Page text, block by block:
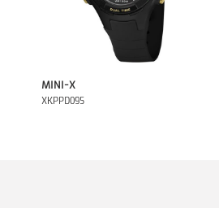
MINI-X
XKPPD095